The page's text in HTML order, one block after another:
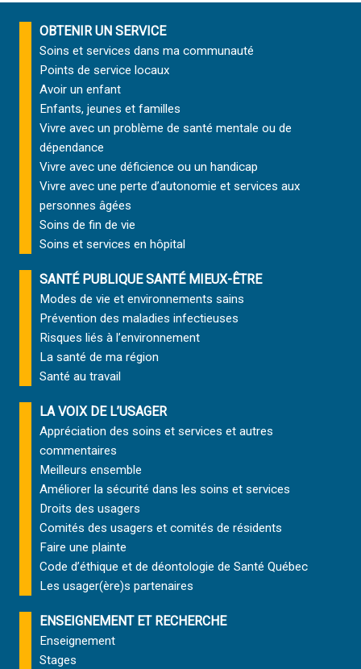
OBTENIR UN SERVICE
Soins et services dans ma communauté
Points de service locaux
Avoir un enfant
Enfants, jeunes et familles
Vivre avec un problème de santé mentale ou de
dépendance
Vivre avec une déficience ou un handicap
Vivre avec une perte d’autonomie et services aux
personnes âgées
Soins de fin de vie
Soins et services en hôpital
SANTÉ PUBLIQUE SANTÉ MIEUX-ÊTRE
Modes de vie et environnements sains
Prévention des maladies infectieuses
Risques liés à l’environnement
La santé de ma région
Santé au travail
LA VOIX DE L’USAGER
Appréciation des soins et services et autres
commentaires
Meilleurs ensemble
Améliorer la sécurité dans les soins et services
Droits des usagers
Comités des usagers et comités de résidents
Faire une plainte
Code d’éthique et de déontologie de Santé Québec
Les usager(ère)s partenaires
ENSEIGNEMENT ET RECHERCHE
Enseignement
Stages